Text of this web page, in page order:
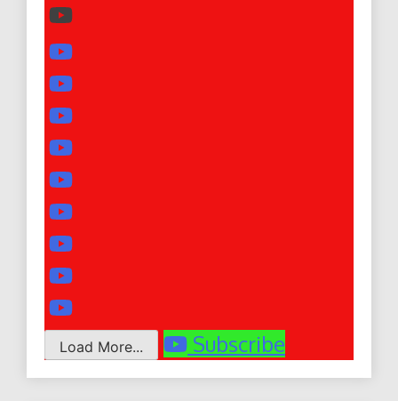
Load More... Subscribe